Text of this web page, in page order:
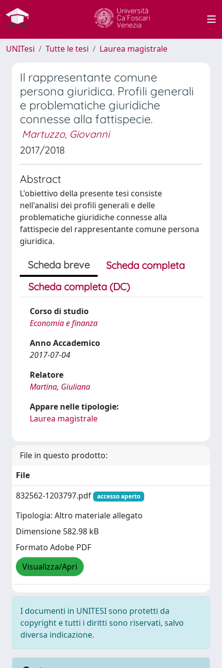
UNITesi Tutte le tesi Laurea magistrale
Il rappresentante comune
persona giuridica. Profili generali
e problematiche giuridiche
connesse alla fattispecie.
Martuzzo, Giovanni
2017/2018
Abstract
L'obiettivo della presente tesi consiste
nell'analisi dei profili generali e delle
problematiche giuridiche connesse alla
fattispecie del rappresentante comune persona
giuridica.
Scheda breve
Scheda completa
Scheda completa (DC)
Corso di studio
Economia e finanza
Anno Accademico
2017-07-04
Relatore
Martina, Giuliana
Appare nelle tipologie:
Laurea magistrale
File in questo prodotto:
File
832562-1203797.pdf
accesso aperto
Tipologia: Altro materiale allegato
Dimensione 582.98 kB
Formato Adobe PDF
Visualizza/Apri
I documenti in UNITESI sono protetti da
copyright e tutti i diritti sono riservati, salvo
diversa indicazione.